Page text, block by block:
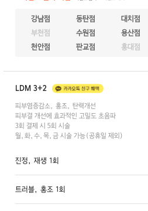
강남점 동탄점 대치점
부천점
수원점 용산점
천안점
판교점 홍대점
LDM 3+2
피부염증감소, 홍조, 탄력개선
피부결 개선에 효과적인 고밀도 초음파
3회 결제 시 5회 시술
월,화,수,목,금 시술 가능(공휴일 제외)
진정, 재생 1회
트러블, 홍조 1회